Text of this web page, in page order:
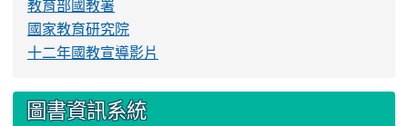
教育部國教署
國家教育研究院
十二年國教宣導影片
圖書資訊系統